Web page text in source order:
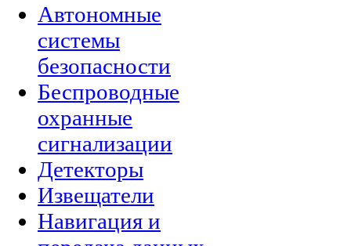
Автономные
системы
безопасности
Беспроводные
охранные
сигнализации
Детекторы
Извещатели
Навигация и